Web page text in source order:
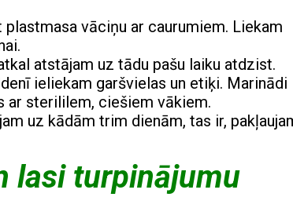
vāciņu ar caurumiem. Liekam
atstājam uz tādu pašu laiku atdzist.
ieliekam garšvielas un etiķi. Marinādi
ar sterililem, ciešiem vākiem.
uz kādām trim dienām, tas ir,
lasi turpinājumu